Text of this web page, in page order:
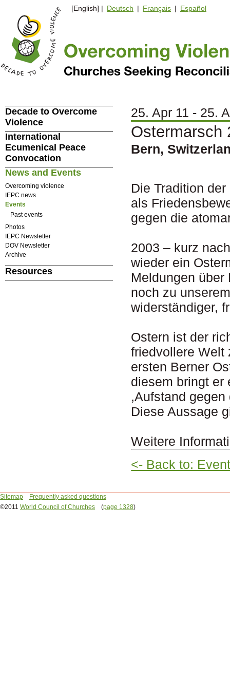
[English] | Deutsch | Français | Español
25. Apr 11 - 25.
Ostermarsch
Bern,
Die Tradition
als
gegen die
2003 – kurz
wieder ein
Meldungen
noch zu
widerständiger,
Ostern ist der
friedvollere Welt
ersten Berner
diesem bringt er
,Aufstand gegen
Diese Aussage
Weitere
<- Back to:
Decade to Overcome
Violence
International
Ecumenical Peace
Convocation
News and Events
Overcoming violence
IEPC news
Events
Past events
Photos
IEPC Newsletter
DOV Newsletter
Archive
Resources
Sitemap
Frequently asked questions
©2011 World Council of Churches (page 1328)